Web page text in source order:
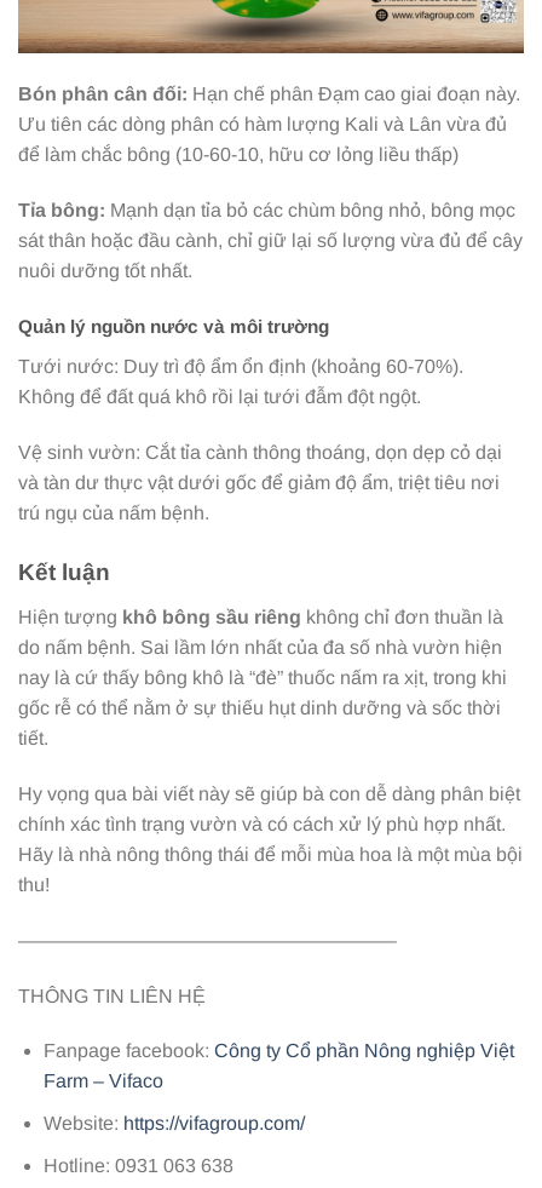
Bón phân cân đối: Hạn chế phân Đạm cao giai đoạn này.
Ưu tiên các dòng phân có hàm lượng Kali và Lân vừa đủ
để làm chắc bông (10-60-10, hữu cơ lỏng liều thấp)
Tỉa bông: Mạnh dạn tỉa bỏ các chùm bông nhỏ, bông mọc
sát thân hoặc đầu cành, chỉ giữ lại số lượng vừa đủ để cây
nuôi dưỡng tốt nhất.
Quản lý nguồn nước và môi trường
Tưới nước: Duy trì độ ẩm ổn định (khoảng 60-70%).
Không để đất quá khô rồi lại tưới đẫm đột ngột.
Vệ sinh vườn: Cắt tỉa cành thông thoáng, dọn dẹp cỏ dại
và tàn dư thực vật dưới gốc để giảm độ ẩm, triệt tiêu nơi
trú ngụ của nấm bệnh.
Kết luận
Hiện tượng khô bông sầu riêng không chỉ đơn thuần là
do nấm bệnh. Sai lầm lớn nhất của đa số nhà vườn hiện
nay là cứ thấy bông khô là “đè” thuốc nấm ra xịt, trong khi
gốc rễ có thể nằm ở sự thiếu hụt dinh dưỡng và sốc thời
tiết.
Hy vọng qua bài viết này sẽ giúp bà con dễ dàng phân biệt
chính xác tình trạng vườn và có cách xử lý phù hợp nhất.
Hãy là nhà nông thông thái để mỗi mùa hoa là một mùa bội
thu!
———————————————————–
THÔNG TIN LIÊN HỆ
Fanpage facebook: Công ty Cổ phần Nông nghiệp Việt
Farm – Vifaco
Website: https://vifagroup.com/
Hotline: 0931 063 638